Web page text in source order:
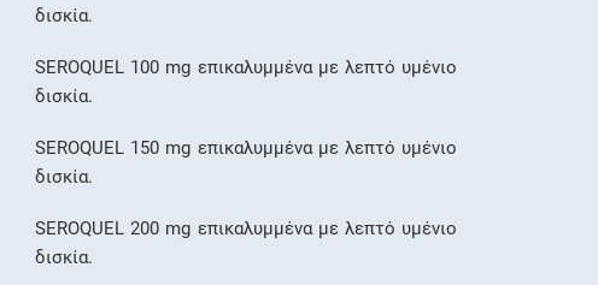
δισκία.
SEROQUEL 100 mg επικαλυμμένα με λεπτό υμένιο
δισκία.
SEROQUEL 150 mg επικαλυμμένα με λεπτό υμένιο
δισκία.
SEROQUEL 200 mg επικαλυμμένα με λεπτό υμένιο
δισκία.